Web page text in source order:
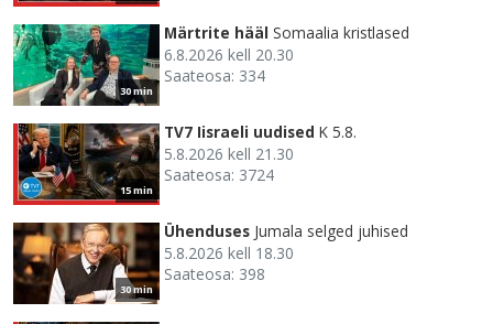
30 min
Märtrite hääl Somaalia kristlased
6.8.2026 kell 20.30
Saateosa: 334
15 min
TV7 Iisraeli uudised K 5.8.
5.8.2026 kell 21.30
Saateosa: 3724
30 min
Ühenduses Jumala selged juhised
5.8.2026 kell 18.30
Saateosa: 398